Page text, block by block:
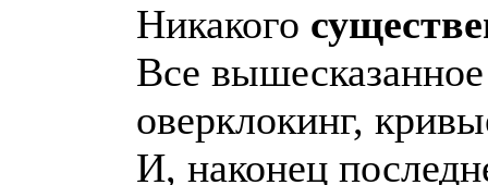
Никакого
Все вышесказанное
оверклокинг,
И, наконец